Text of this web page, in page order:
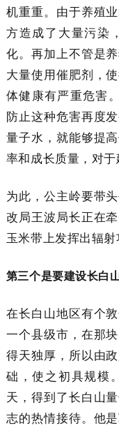
机重重。由于养殖
方造成了大量污染
化。再加上不管是
大量使用催肥剂，
体健康有严重危害
防止这种危害再度
量子水，就能够提
率和成长质量，对于
为此，公主岭要带
改局王波局长正在
玉米带上发挥出辐射
第三个是要建设长白
在长白山地区有个
一个县级市，在那
得天独厚，所以由
础，使之初具规模
天，得到了长白山
志的热情接待。他